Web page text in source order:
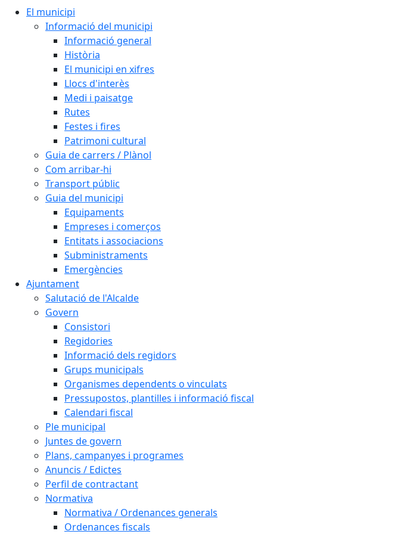
El municipi
Informació del municipi
Informació general
Història
El municipi en xifres
Llocs d'interès
Medi i paisatge
Rutes
Festes i fires
Patrimoni cultural
Guia de carrers / Plànol
Com arribar-hi
Transport públic
Guia del municipi
Equipaments
Empreses i comerços
Entitats i associacions
Subministraments
Emergències
Ajuntament
Salutació de l'Alcalde
Govern
Consistori
Regidories
Informació dels regidors
Grups municipals
Organismes dependents o vinculats
Pressupostos, plantilles i informació fiscal
Calendari fiscal
Ple municipal
Juntes de govern
Plans, campanyes i programes
Anuncis / Edictes
Perfil de contractant
Normativa
Normativa / Ordenances generals
Ordenances fiscals